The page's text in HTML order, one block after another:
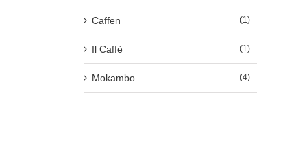
Caffen (1)
Il Caffè (1)
Mokambo (4)